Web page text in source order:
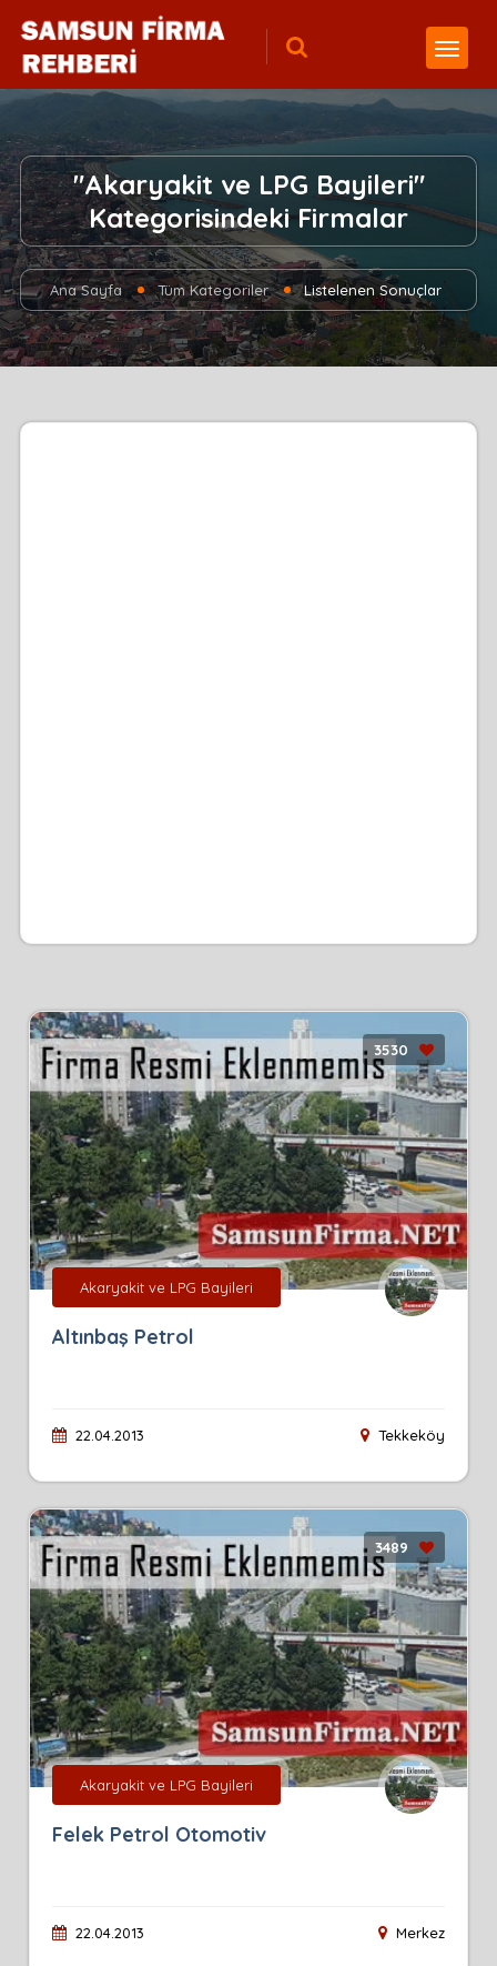
"Akaryakit ve LPG Bayileri"
Kategorisindeki Firmalar
Ana Sayfa Tüm Kategoriler Listelenen Sonuçlar
3530
Akaryakit ve LPG Bayileri
Altınbaş Petrol
22.04.2013 Tekkeköy
3489
Akaryakit ve LPG Bayileri
Felek Petrol Otomotiv
22.04.2013 Merkez